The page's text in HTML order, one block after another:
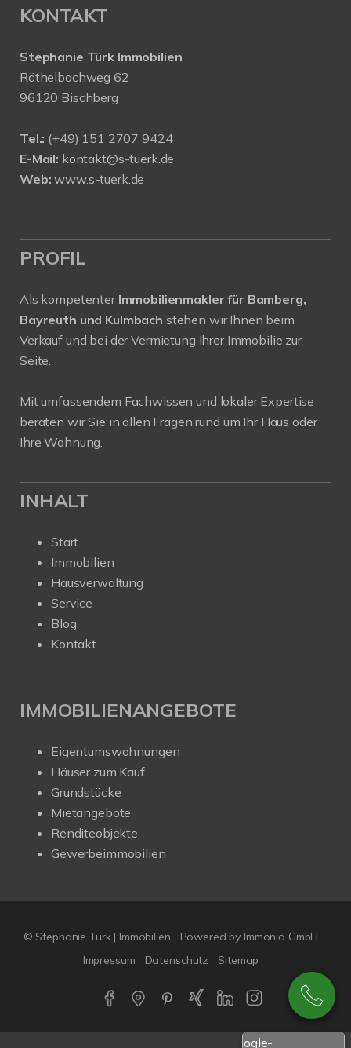
KONTAKT
Stephanie Türk Immobilien
Röthelbachweg 62
96120 Bischberg
Tel.: (+49) 151 2707 9424
E-Mail: kontakt@s-tuerk.de
Web: www.s-tuerk.de
PROFIL
Als kompetenter Immobilienmakler für Bamberg,
Bayreuth und Kulmbach stehen wir Ihnen beim
Verkauf und bei der Vermietung Ihrer Immobilie zur
Seite.
Mit umfassendem Fachwissen und lokaler Expertise
beraten wir Sie in allen Fragen rund um Ihr Haus oder
Ihre Wohnung.
INHALT
Start
Immobilien
Hausverwaltung
Service
Blog
Kontakt
IMMOBILIENANGEBOTE
Eigentumswohnungen
Häuser zum Kauf
Grundstücke
Mietangebote
Renditeobjekte
Gewerbeimmobilien
© Stephanie Türk | Immobilien
Powered by Immonia GmbH
Impressum
Datenschutz Sitemap
Google-